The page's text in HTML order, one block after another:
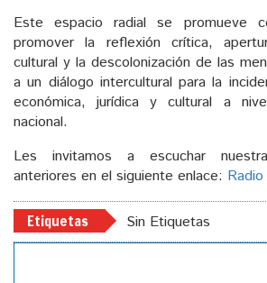
Este espacio radial se promueve
promover la reflexión crítica,
cultural y la descolonización de las
a un diálogo intercultural para la
económica, jurídica y cultural a
nacional.
Les invitamos a escuchar
anteriores en el siguiente enlace:
Etiquetas Sin Etiquetas